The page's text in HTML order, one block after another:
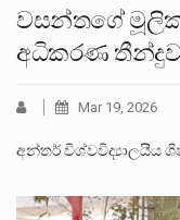
වසන්තගේ
අධිකරණ
Mar 19, 2026
අන්තර් විශ්වවිද්‍යාලයීය